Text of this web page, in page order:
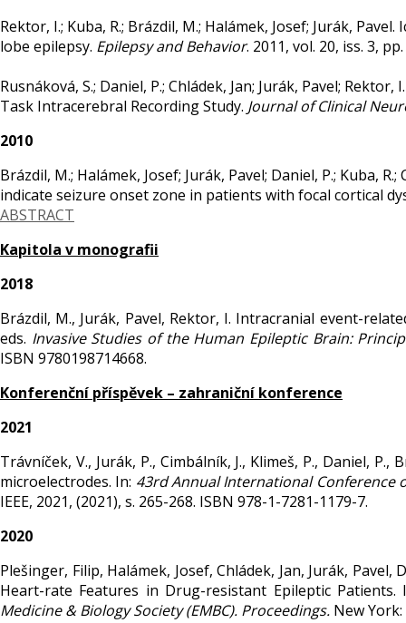
Rektor, I.; Kuba, R.; Brázdil, M.; Halámek, Josef; Jurák,
lobe epilepsy. Epilepsy and Behavior. 2011, vol. 20, iss. 3,
Rusnáková, S.; Daniel, P.; Chládek, Jan; Jurák, Pavel;
Task Intracerebral Recording Study. Journal of Clinical
2010
Brázdil, M.; Halámek, Josef; Jurák, Pavel; Daniel, P.; Kuba,
indicate seizure onset zone in patients with focal cortical
ABSTRACT
Kapitola v monografii
2018
Brázdil, M., Jurák, Pavel, Rektor, I. Intracranial event-
eds. Invasive Studies of the Human Epileptic Brain:
ISBN 9780198714668.
Konferenční příspěvek – zahraniční konference
2021
Trávníček, V., Jurák, P., Cimbálník, J., Klimeš, P., Daniel,
microelectrodes. In: 43rd Annual International Conference
IEEE, 2021, (2021), s. 265-268. ISBN 978-1-7281-1179-7.
2020
Plešinger, Filip, Halámek, Josef, Chládek, Jan, Jurák,
Heart-rate Features in Drug-resistant Epileptic
Medicine & Biology Society (EMBC). Proceedings. New York: